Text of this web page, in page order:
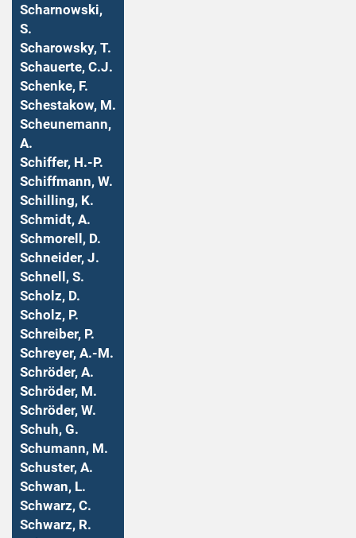
Scharnowski,
S.
Scharowsky, T.
Schauerte, C.J.
Schenke, F.
Schestakow, M.
Scheunemann,
A.
Schiffer, H.-P.
Schiffmann, W.
Schilling, K.
Schmidt, A.
Schmorell, D.
Schneider, J.
Schnell, S.
Scholz, D.
Scholz, P.
Schreiber, P.
Schreyer, A.-M.
Schröder, A.
Schröder, M.
Schröder, W.
Schuh, G.
Schumann, M.
Schuster, A.
Schwan, L.
Schwarz, C.
Schwarz, R.